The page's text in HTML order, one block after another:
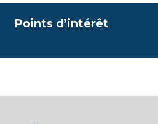
Points d’intérêt